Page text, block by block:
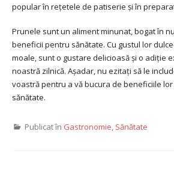
popular în rețetele de patiserie și în
Prunele sunt un aliment minunat, bogat în
beneficii pentru sănătate. Cu gustul lor
moale, sunt o gustare delicioasă și o adiție
noastră zilnică. Așadar, nu ezitați să le
voastră pentru a vă bucura de beneficiile
sănătate.
Publicat în Gastronomie, Sănătate